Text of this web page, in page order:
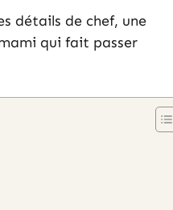
détails de chef, une
qui fait passer